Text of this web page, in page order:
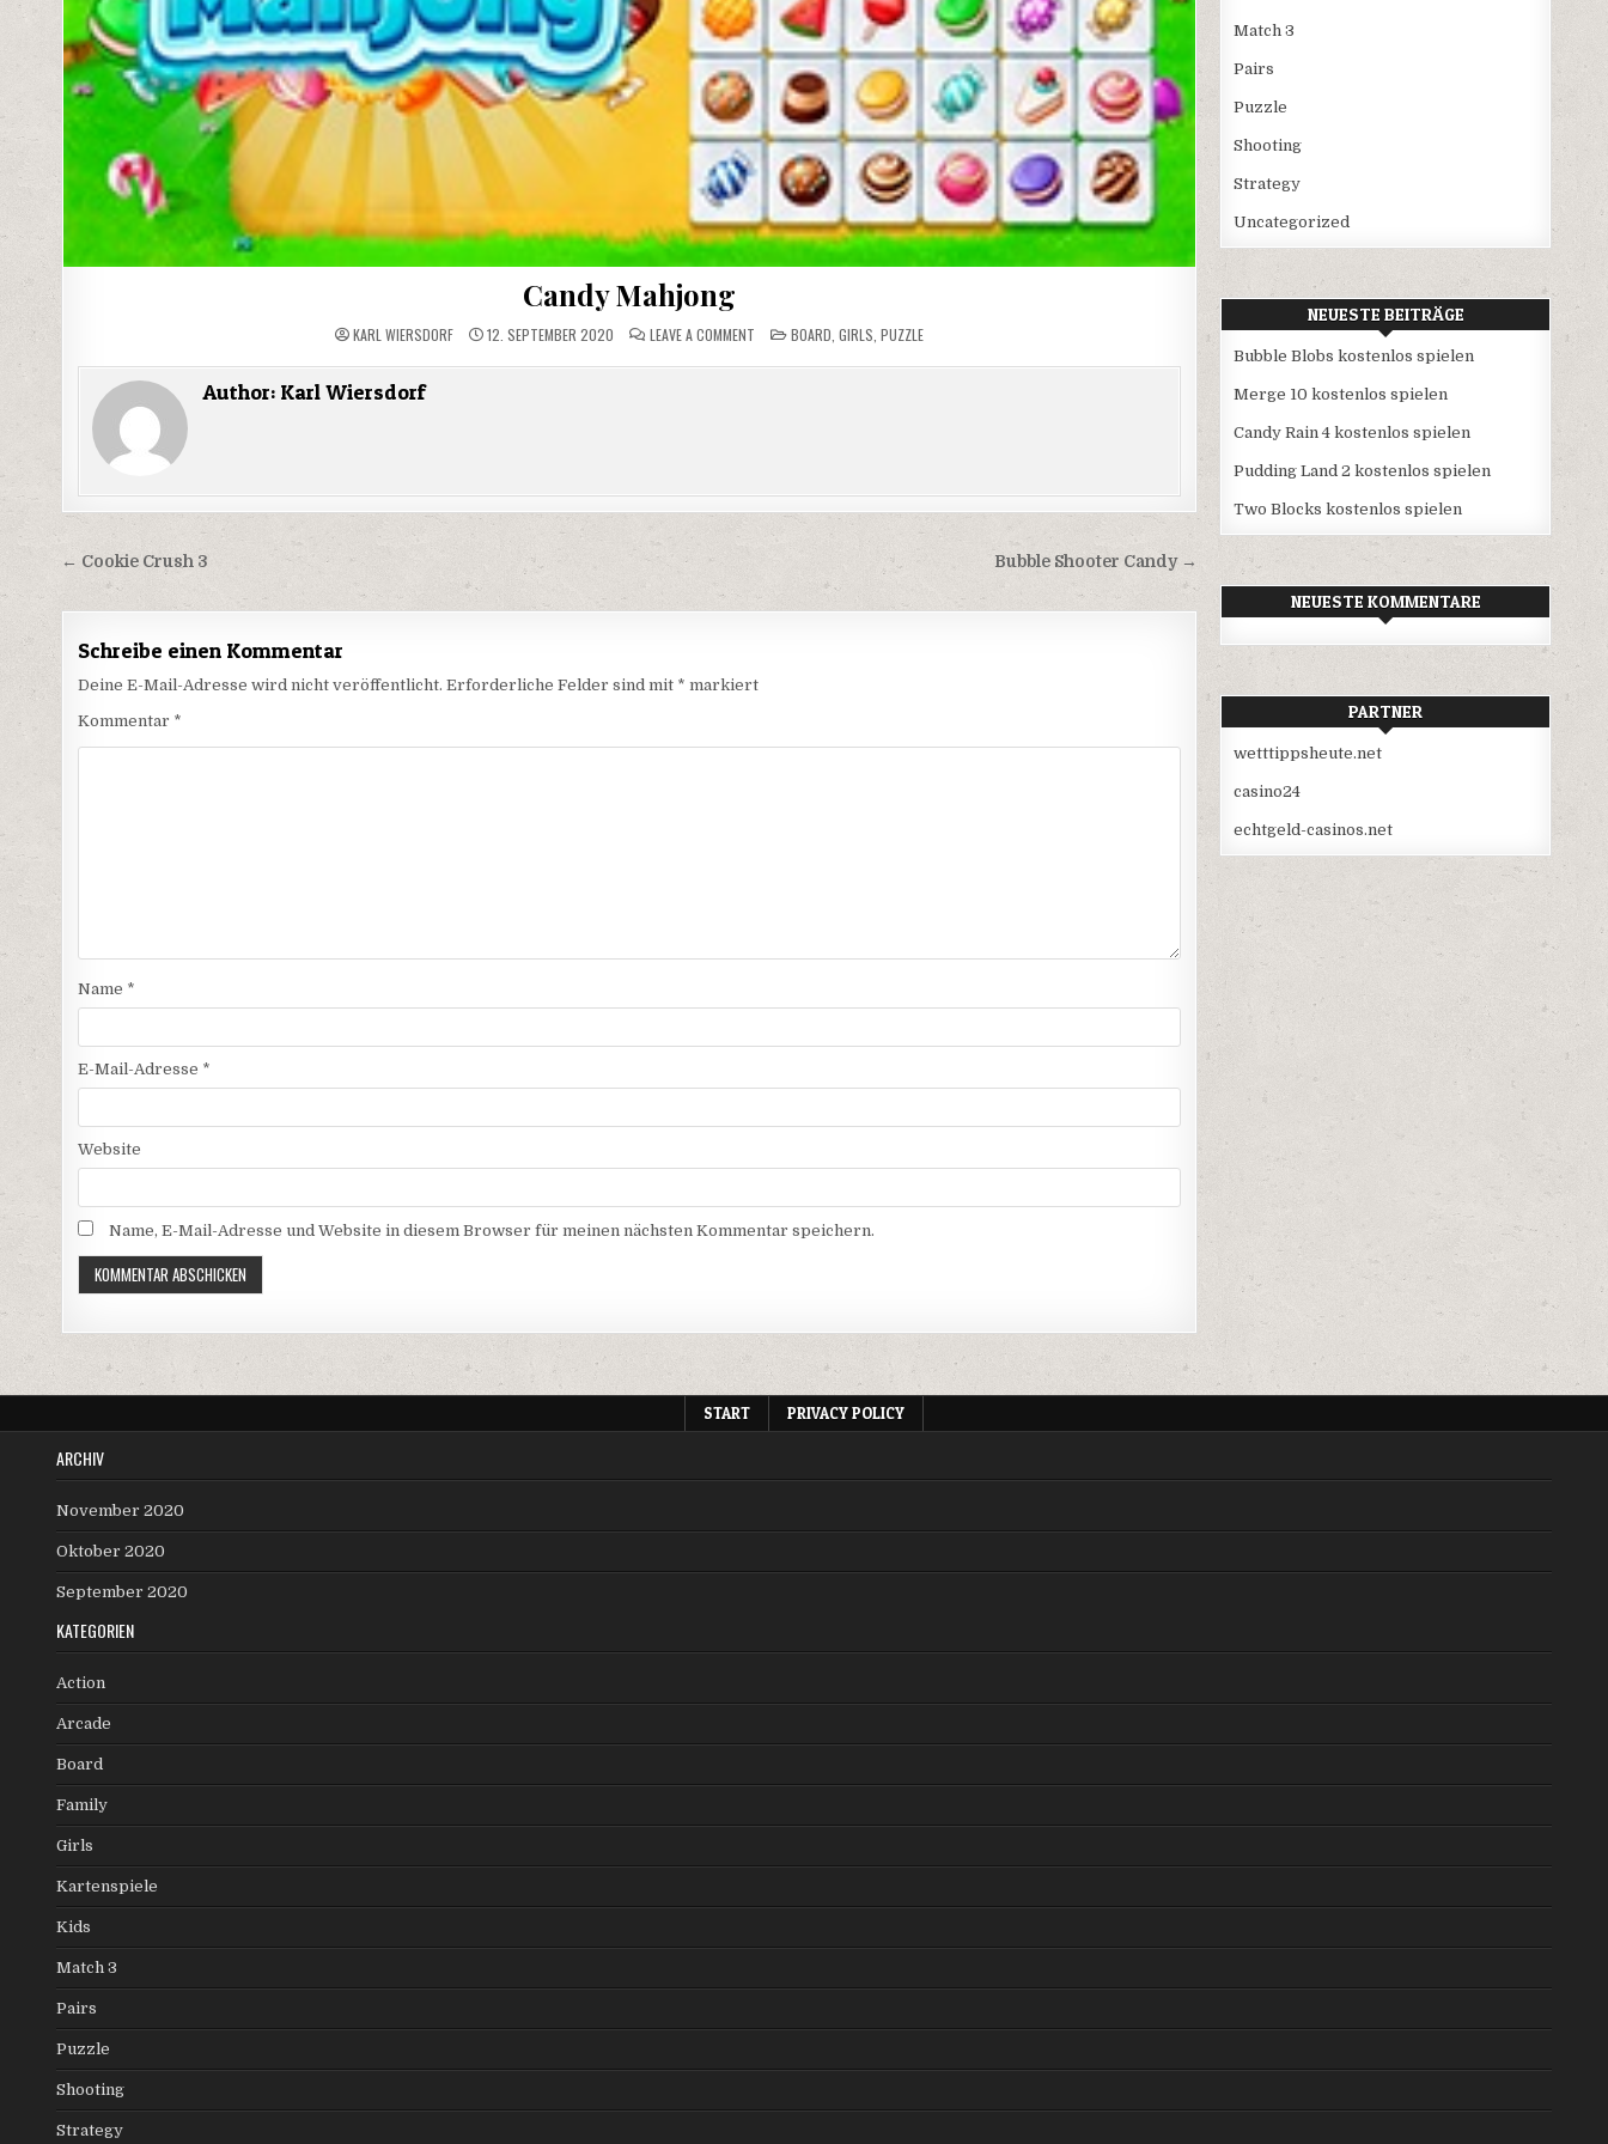
Candy Mahjong
KARL WIERSDORF 12. SEPTEMBER 2020 LEAVE A COMMENT ON
CANDY
MAHJONG
POSTED
IN
BOARD ,GIRLS ,PUZZLE
Author: Karl Wiersdorf
Beitragsnavigation Bubble Shooter Candy →
← Cookie Crush 3
Schreibe einen Kommentar
Deine E-Mail-Adresse wird nicht veröffentlicht. Erforderliche Felder sind mit * markiert
Kommentar *
Name *
E-Mail-Adresse *
Website
Name, E-Mail-Adresse und Website in diesem Browser für meinen nächsten Kommentar speichern.
Match 3
Pairs
Puzzle
Shooting
Strategy
Uncategorized
NEUESTE BEITRÄGE
Bubble Blobs kostenlos spielen
Merge 10 kostenlos spielen
Candy Rain 4 kostenlos spielen
Pudding Land 2 kostenlos spielen
Two Blocks kostenlos spielen
NEUESTE KOMMENTARE
PARTNER
wetttippsheute.net
casino24
echtgeld-casinos.net
START PRIVACY POLICY
ARCHIV
November 2020
Oktober 2020
September 2020
KATEGORIEN
Action
Arcade
Board
Family
Girls
Kartenspiele
Kids
Match 3
Pairs
Puzzle
Shooting
Strategy